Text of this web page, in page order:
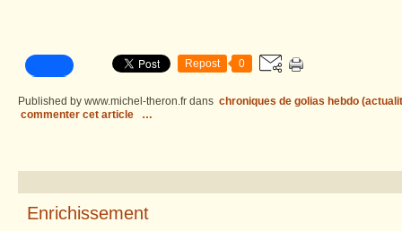
Repost 0
Published by www.michel-theron.fr dans chroniques de golias hebdo
commenter cet article
…
Enrichissement